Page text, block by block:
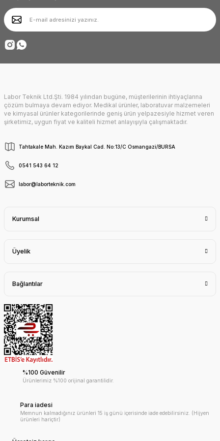
Ürün fiyatı diğer sitelerden daha pahalı.
Bu ürüne benzer farklı alternatifler olmalı.
Gönder
Deneyimini Paylaş
Labor Teknik Ltd.Şti. 1984 yılından bugüne, müşterilerinin ihtiyaçlarına
çözüm bulmaya devam ediyor. Medikal ürünler, laboratuvar malzemeleri
ve kimyasal ürünler kategorilerinde geniş ürün yelpazesiyle hizmet veren
şirketimiz, uygun fiyat ve kaliteli hizmet anlayışıyla çalışmaktadır.
Tahtakale Mah. Kazım Baykal Cad. No:13/C Osmangazi/BURSA
0541 543 64 12
labor@laborteknik.com
Kurumsal
Üyelik
Bağlantılar
%100 Güvenilir
Ürünlerimiz %100 orijinal garantilidir.
Para iadesi
Memnun kalmadığınız ürünleri 15 iş günü içerisinde iade edebilirsiniz. (Hijyen
ürünleri hariçtir)